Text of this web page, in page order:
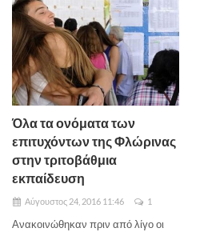
Όλα τα ονόματα των
επιτυχόντων της Φλώρινας
στην τριτοβάθμια
εκπαίδευση
Αύγουστος 24, 2016 11:46 1
Ανακοινώθηκαν πριν από λίγο οι